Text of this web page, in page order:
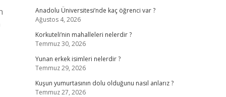
Anadolu Üniversitesi’nde kaç öğrenci var ?
Ağustos 4, 2026
Korkuteli’nin mahalleleri nelerdir ?
Temmuz 30, 2026
Yunan erkek isimleri nelerdir ?
Temmuz 29, 2026
Kuşun yumurtasının dolu olduğunu nasıl anlarız ?
Temmuz 27, 2026